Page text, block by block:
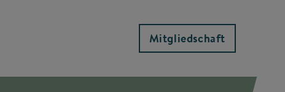
Mitgliedschaft